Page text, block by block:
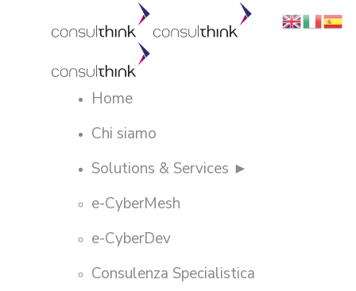
Home
Chi siamo
Solutions & Services ►
e-CyberMesh
e-CyberDev
Consulenza Specialistica